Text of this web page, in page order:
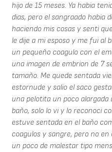
hijo de 15 meses. Ya habia
dias, pero el sangraado habia
haciendo mis cosas y senti
le dije a mi esposo y me fui al
un pequeño coagulo con el
una imagen de embrion de 7
tamaño. Me quede sentada
estornude y salio el saco
una pelotita un poco alargada
baño, solo lo vi y lo reconoci
estuve sentada en el baño
coagulos y sangre, pero no
un poco de malestar tipo